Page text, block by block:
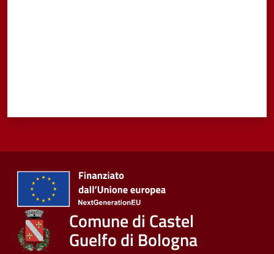
Comune di Castel
Guelfo di Bologna